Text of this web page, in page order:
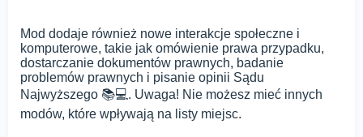
Mod dodaje również nowe interakcje społeczne i
komputerowe, takie jak omówienie prawa przypadku,
dostarczanie dokumentów prawnych, badanie
problemów prawnych i pisanie opinii Sądu
Najwyższego 📚💻. Uwaga! Nie możesz mieć innych
modów, które wpływają na listy miejsc.